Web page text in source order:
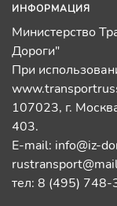
ИНФОРМАЦИЯ
Министерство
Дороги"
При
107023, г.
403.
E-mail: info@iz-
тел: 8 (495)